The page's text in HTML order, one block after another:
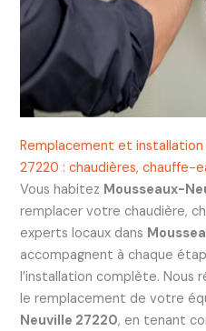
Remplacement et installation
27220 : chaudières, chauffe-
Vous habitez Mousseaux-
remplacer votre chaudière,
experts locaux dans
accompagnent à chaque
l’installation complète. Nous
le remplacement de votre
Neuville 27220, en tenant